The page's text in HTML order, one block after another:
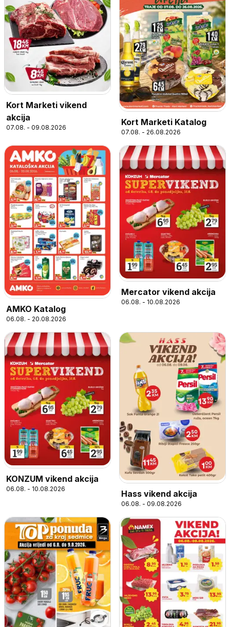
Kort Marketi vikend
akcija
07.08. - 09.08.2026
Kort Marketi Katalog
07.08. - 26.08.2026
AMKO Katalog
06.08. - 20.08.2026
Mercator vikend akcija
06.08. - 10.08.2026
KONZUM vikend akcija
06.08. - 10.08.2026 Hass vikend akcija
06.08. - 09.08.2026